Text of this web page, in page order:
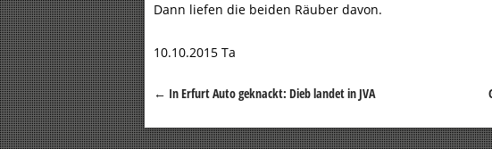
Dann liefen die beiden Räuber davon.
10.10.2015 Ta
Beitragsnavigation
← In Erfurt Auto geknackt: Dieb landet in JVA